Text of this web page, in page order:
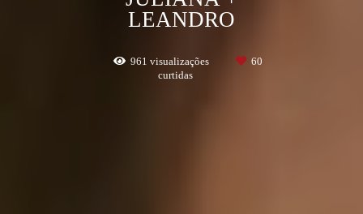
LEANDRO
961 visualizações
60
curtidas